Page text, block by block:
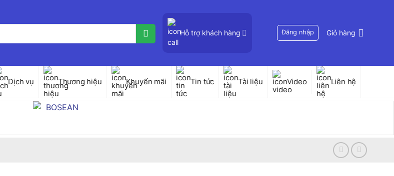
Hỗ trợ khách hàng Đăng nhập Giỏ hàng
Dịch vụ Thương hiệu Khuyến mãi Tin tức Tài liệu Video Liên hệ